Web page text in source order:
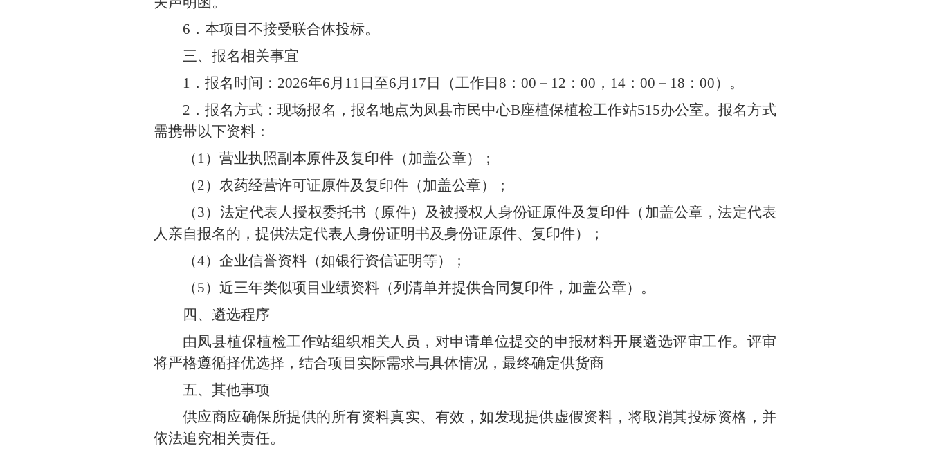
6．本项目不接受联合体投标。
三、报名相关事宜
1．报名时间：2026年6月11日至6月17日（工作日8：00－12：00，14：00－18：00）。
2．报名方式：现场报名，报名地点为凤县市民中心B座植保植检工作站515办公室。报名方式
需携带以下资料：
（1）营业执照副本原件及复印件（加盖公章）；
（2）农药经营许可证原件及复印件（加盖公章）；
（3）法定代表人授权委托书（原件）及被授权人身份证原件及复印件（加盖公章，法定代表
人亲自报名的，提供法定代表人身份证明书及身份证原件、复印件）；
（4）企业信誉资料（如银行资信证明等）；
（5）近三年类似项目业绩资料（列清单并提供合同复印件，加盖公章）。
四、遴选程序
由凤县植保植检工作站组织相关人员，对申请单位提交的申报材料开展遴选评审工作。评审
将严格遵循择优选择，结合项目实际需求与具体情况，最终确定供货商
五、其他事项
供应商应确保所提供的所有资料真实、有效，如发现提供虚假资料，将取消其投标资格，并
依法追究相关责任。